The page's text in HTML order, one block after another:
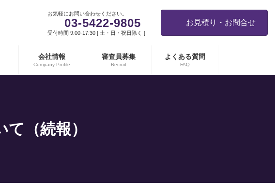
お気軽にお問い合わせください。
03-5422-9805
受付時間 9:00-17:30 [ 土・日・祝日除く ]
お見積り・お問合せ
会社情報
Company Profile
審査員募集
Recruit
よくある質問
FAQ
（続報）